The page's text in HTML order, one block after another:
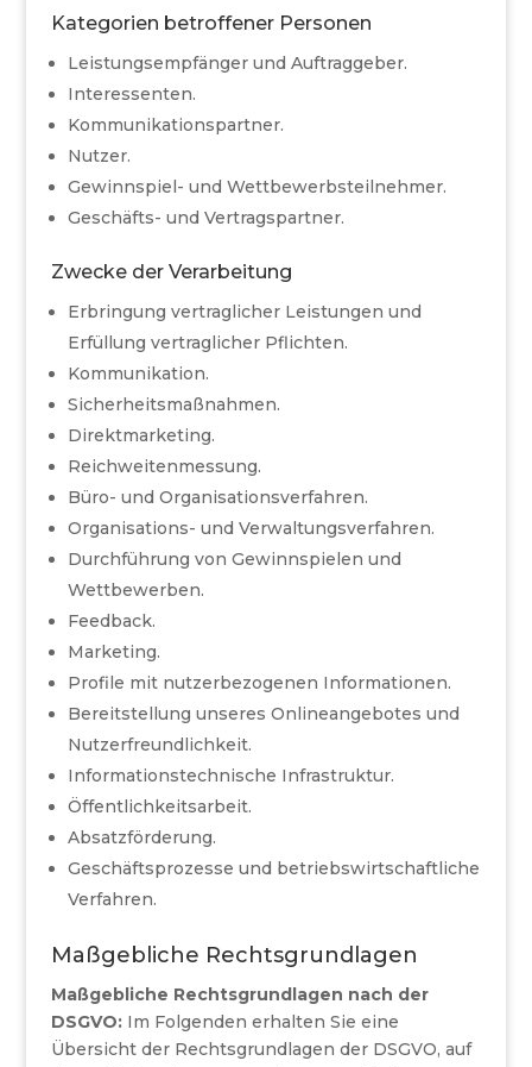
Kategorien betroffener Personen
Leistungsempfänger und Auftraggeber.
Interessenten.
Kommunikationspartner.
Nutzer.
Gewinnspiel- und Wettbewerbsteilnehmer.
Geschäfts- und Vertragspartner.
Zwecke der Verarbeitung
Erbringung vertraglicher Leistungen und
Erfüllung vertraglicher Pflichten.
Kommunikation.
Sicherheitsmaßnahmen.
Direktmarketing.
Reichweitenmessung.
Büro- und Organisationsverfahren.
Organisations- und Verwaltungsverfahren.
Durchführung von Gewinnspielen und
Wettbewerben.
Feedback.
Marketing.
Profile mit nutzerbezogenen Informationen.
Bereitstellung unseres Onlineangebotes und
Nutzerfreundlichkeit.
Informationstechnische Infrastruktur.
Öffentlichkeitsarbeit.
Absatzförderung.
Geschäftsprozesse und betriebswirtschaftliche
Verfahren.
Maßgebliche Rechtsgrundlagen
Maßgebliche Rechtsgrundlagen nach der
DSGVO: Im Folgenden erhalten Sie eine
Übersicht der Rechtsgrundlagen der DSGVO, auf